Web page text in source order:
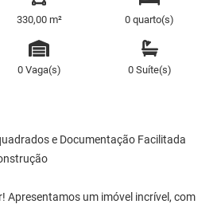
330,00 m² 0 quarto(s)
0 Vaga(s) 0 Suíte(s)
e Documentação Facilitada
Apresentamos um imóvel incrível, com